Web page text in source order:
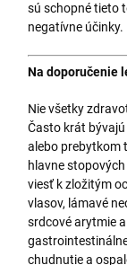
sú schopné tieto
negatívne účinky.
Na doporučenie
Nie všetky
Často krát
alebo prebytkom
hlavne
viesť k zložitým
vlasov, lámavé
srdcové arytmie
chudnutie a